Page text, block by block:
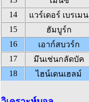
14
แวร์เดอร์ เบรเมน
15
ฮัมบูร์ก
16
เอาก์สบวร์ก
17
มึนเช่นกลัดบัค
18
ไฮน์เดนเฮลม์